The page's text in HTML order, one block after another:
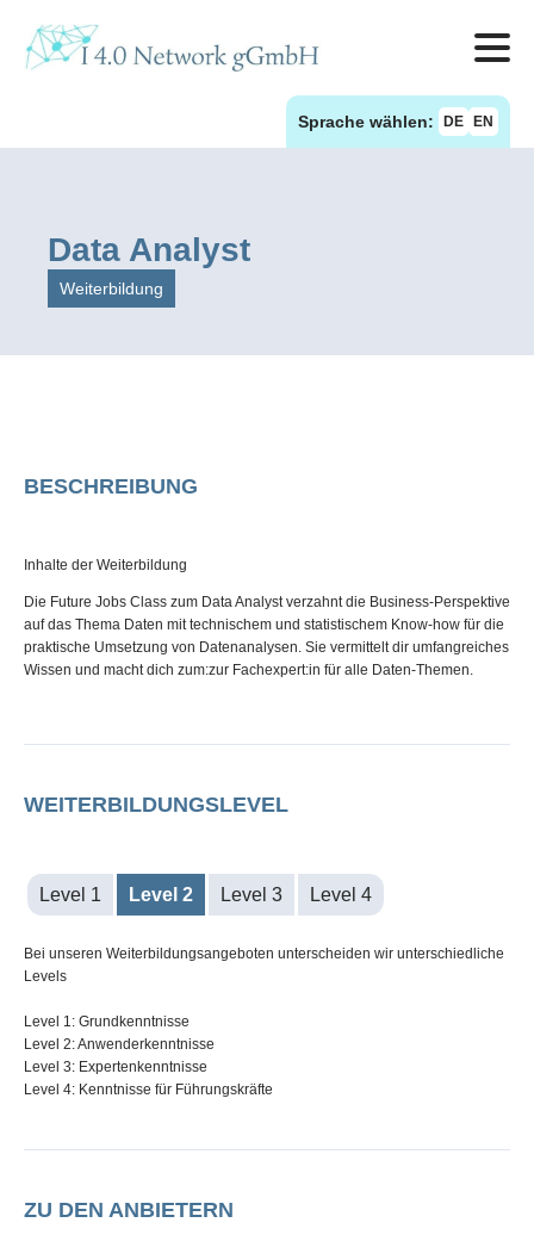
Sprache wählen: DE EN
Data Analyst
Weiterbildung
BESCHREIBUNG
Inhalte der Weiterbildung
Die Future Jobs Class zum Data Analyst verzahnt die Business-Perspektive
auf das Thema Daten mit technischem und statistischem Know-how für die
praktische Umsetzung von Datenanalysen. Sie vermittelt dir umfangreiches
Wissen und macht dich zum:zur Fachexpert:in für alle Daten-Themen.
WEITERBILDUNGSLEVEL
Level 1 Level 2 Level 3 Level 4
Bei unseren Weiterbildungsangeboten unterscheiden wir unterschiedliche
Levels
Level 1: Grundkenntnisse
Level 2: Anwenderkenntnisse
Level 3: Expertenkenntnisse
Level 4: Kenntnisse für Führungskräfte
ZU DEN ANBIETERN